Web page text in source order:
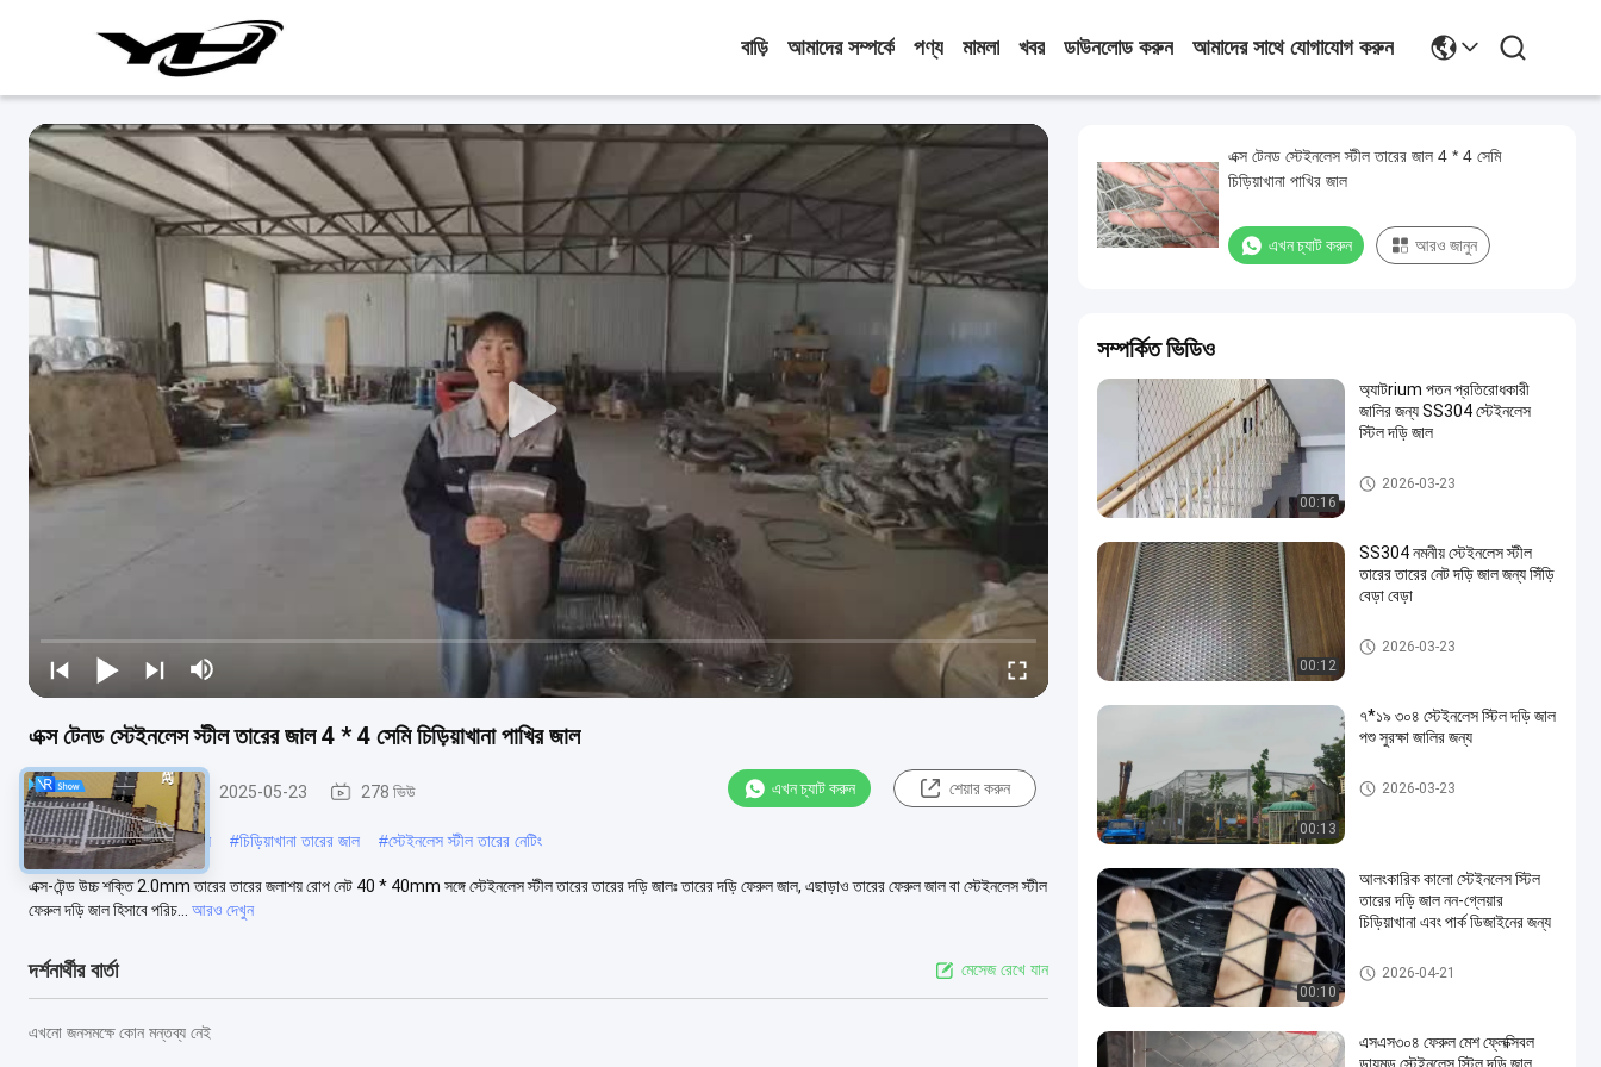
বাড়ি আমাদের সম্পর্কে পণ্য মামলা খবর ডাউনলোড করুন আমাদের সাথে যোগাযোগ করুন
এক্স টেনড স্টেইনলেস স্টীল তারের জাল 4 * 4 সেমি চিড়িয়াখানা পাখির জাল
চিড়িয়াখানার দড়ি জাল 2025-05-23 278 ভিউ এখন চ্যাট করুন শেয়ার করুন
#স্টেইনলেস স্টীল চিড়িয়াখানা জাল #চিড়িয়াখানা তারের জাল #স্টেইনলেস স্টীল তারের নেটিং
এক্স-টেন্ড উচ্চ শক্তি 2.0mm তারের তারের জলাশয় রোপ নেট 40 * 40mm সঙ্গে স্টেইনলেস স্টীল তারের তারের দড়ি জালঃ তারের দড়ি ফেরুল জাল, এছাড়াও তারের ফেরুল জাল বা স্টেইনলেস স্টীল
ফেরুল দড়ি জাল হিসাবে পরিচ...
আরও দেখুন
দর্শনার্থীর বার্তা মেসেজ রেখে যান
এখনো জনসমক্ষে কোন মন্তব্য নেই
এক্স টেনড স্টেইনলেস স্টীল তারের জাল 4 * 4 সেমি
চিড়িয়াখানা পাখির জাল
এখন চ্যাট করুন আরও জানুন
সম্পর্কিত ভিডিও
00:16
অ্যাটrium পতন প্রতিরোধকারী
জালির জন্য SS304 স্টেইনলেস
স্টিল দড়ি জাল
চিড়িয়াখানার দড়ি জাল
2026-03-23
00:12
SS304 নমনীয় স্টেইনলেস স্টীল
তারের তারের নেট দড়ি জাল জন্য সিঁড়ি
বেড়া বেড়া
চিড়িয়াখানার দড়ি জাল
2026-03-23
00:13
৭*১৯ ৩০৪ স্টেইনলেস স্টিল দড়ি জাল
পশু সুরক্ষা জালির জন্য
চিড়িয়াখানার দড়ি জাল
2026-03-23
00:10
আলংকারিক কালো স্টেইনলেস স্টিল
তারের দড়ি জাল নন-গ্লেয়ার
চিড়িয়াখানা এবং পার্ক ডিজাইনের জন্য
তারের দড়ি জাল
2026-04-21
এসএস৩০৪ ফেরুল মেশ ফ্লেক্সিবল